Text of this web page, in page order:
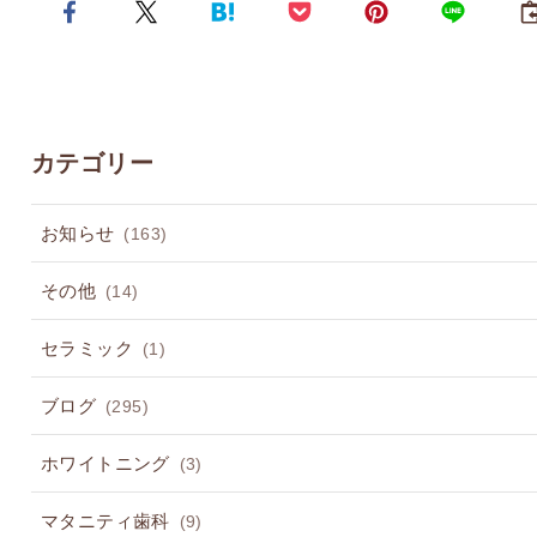
カテゴリー
お知らせ (163)
その他 (14)
セラミック (1)
ブログ (295)
ホワイトニング (3)
マタニティ歯科 (9)